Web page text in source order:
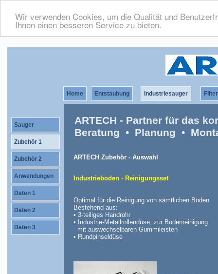
Wir verwenden Cookies, um die Qualität und
Ihnen einen besseren Service zu bieten.
Home Entstaubung Industriesauger
Sauger
Zubehör 1
Zubehör 2
Anwendungen
Daten 1
Daten 2
Daten 3
ARTECH - Partner für das
Beratung • Planung •
ARTECH Zubehör - Auswahl
Industrieboden - Reinigungsset
Optimal für die Reinigung von sämtlichen Böden
Bestehend aus:
• 3-teiliges Handrohr
• Industrie-Metallrollendüse, zur Bodenreinigung
mit auswechselbaren Gummileisten
• Rundpinseldüse